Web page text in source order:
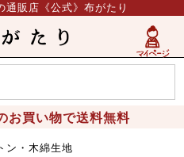
通販店《公式》布がたり
お買い物で送料無料
ン・木綿生地